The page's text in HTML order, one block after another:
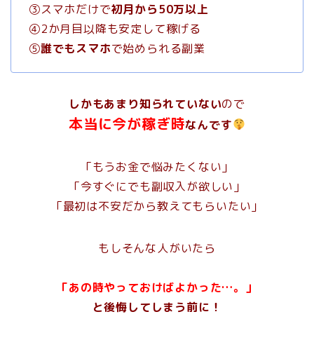
③スマホだけで初月から50万以上
④2か月目以降も安定して稼げる
⑤誰でもスマホで始められる副業
しかもあまり知られていないので
本当に今が稼ぎ時なんです
「もうお金で悩みたくない」
「今すぐにでも副収入が欲しい」
「最初は不安だから教えてもらいたい」
もしそんな人がいたら
「あの時やっておけばよかった…。」
と後悔してしまう前に！